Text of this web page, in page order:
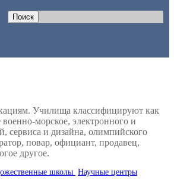
Училища классифицируют как
морское, электронного и
сервиса и дизайна, олимпийского
повар, официант, продавец,
другое.
школы Научные центры